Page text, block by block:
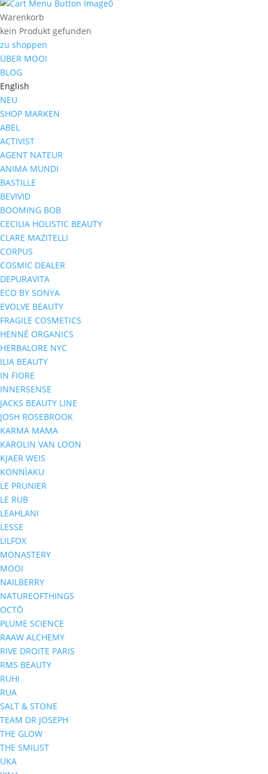
0
Warenkorb
kein Produkt gefunden
zu shoppen
ÜBER MOOI
BLOG
English
NEU
SHOP MARKEN
ABEL
ACTIVIST
AGENT NATEUR
ANIMA MUNDI
BASTILLE
BEVIVID
BOOMING BOB
CECILIA HOLISTIC BEAUTY
CLARE MAZITELLI
CORPUS
COSMIC DEALER
DEPURAVITA
ECO BY SONYA
EVOLVE BEAUTY
FRAGILE COSMETICS
HENNÉ ORGANICS
HERBALORE NYC
ILIA BEAUTY
IN FIORE
INNERSENSE
JACKS BEAUTY LINE
JOSH ROSEBROOK
KARMA MAMA
KAROLIN VAN LOON
KJAER WEIS
KONNÌAKU
LE PRUNIER
LE RUB
LEAHLANI
LESSE
LILFOX
MONASTERY
MOOI
NAILBERRY
NATUREOFTHINGS
OCTŌ
PLUME SCIENCE
RAAW ALCHEMY
RIVE DROITE PARIS
RMS BEAUTY
RUHI
RUA
SALT & STONE
TEAM DR JOSEPH
THE GLOW
THE SMILIST
UKA